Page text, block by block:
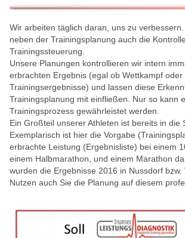
Wir arbeiten täglich daran, uns zu
neben der Trainingsplanung auch die
Trainingssteuerung.
Unsere Planungen kontrollieren wir intern
erbrachten Ergebnis (egal ob Wettkampf oder
Trainingsergebnisse) und lassen diese
Trainingsplanung mit einfließen. Nur so kann
Trainingsprozess gewährleistet werden.
Ein Großteil unserer Athleten ist bereits in die
Exemplarisch ist hier die Vorgabe
erbrachte Leistung (Ergebnisliste) bei einem
einem Halbmarathon, und einem Marathon
wurden die Ergebnisse 2016 in Nussdorf bzw.
Nutzen auch Sie die Planung auf diesem